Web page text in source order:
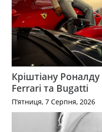
Кріштіану Роналду
Ferrari та Bugatti
П’ятниця, 7 Серпня, 2026